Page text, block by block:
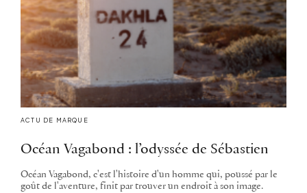
ACTU DE MARQUE
Océan Vagabond : l’odyssée de Sébastien
Océan Vagabond, c'est l'histoire d'un homme qui, poussé par le
goût de l'aventure, finit par trouver un endroit à son image.